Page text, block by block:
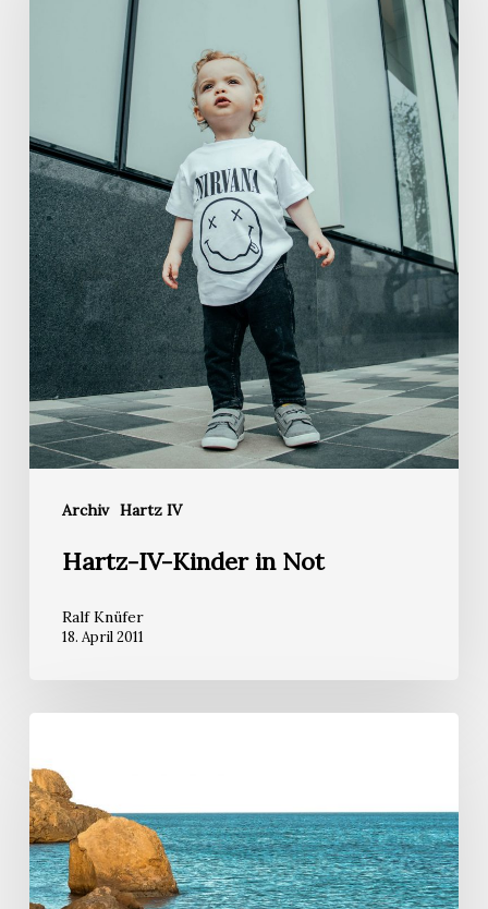
Archiv Hartz IV
Hartz-IV-Kinder in Not
Ralf Knüfer
18. April 2011
Zukunftsdenken:
Wie
wir
Geschichten